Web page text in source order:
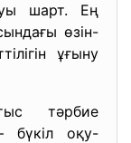
шарт. Ең
өзін-
ұғыну
тәрбие
бүкіл оқу-